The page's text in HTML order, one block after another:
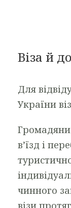
Віза й
Для
України
в’їзд і
чинного
візи